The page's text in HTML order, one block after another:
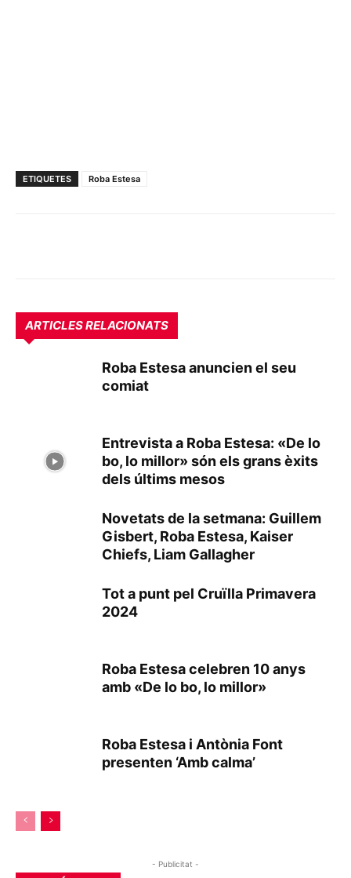
ETIQUETES Roba Estesa
ARTICLES RELACIONATS
Roba Estesa anuncien el seu
comiat
Entrevista a Roba Estesa: «De lo
bo, lo millor» són els grans èxits
dels últims mesos
Novetats de la setmana: Guillem
Gisbert, Roba Estesa, Kaiser
Chiefs, Liam Gallagher
Tot a punt pel Cruïlla Primavera
2024
Roba Estesa celebren 10 anys
amb «De lo bo, lo millor»
Roba Estesa i Antònia Font
presenten ‘Amb calma’
- Publicitat -